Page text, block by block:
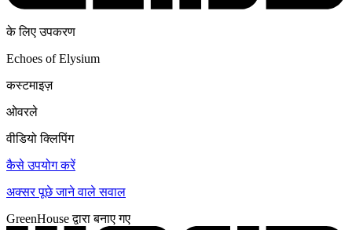
के लिए उपकरण
Echoes of Elysium
कस्टमाइज़
ओवरले
वीडियो क्लिपिंग
कैसे उपयोग करें
अक्सर पूछे जाने वाले सवाल
GreenHouse द्वारा बनाए गए